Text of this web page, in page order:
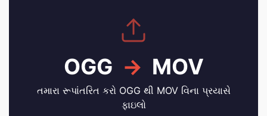
OGG → MOV
તમારા રૂપાંતરિત કરો OGG થી MOV વિના પ્રયાસે
ફાઇલો